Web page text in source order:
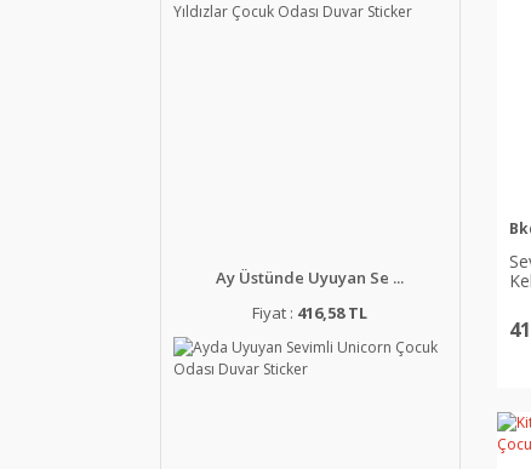
Ay Üstünde Uyuyan Se ...
Fiyat : 416,58 TL